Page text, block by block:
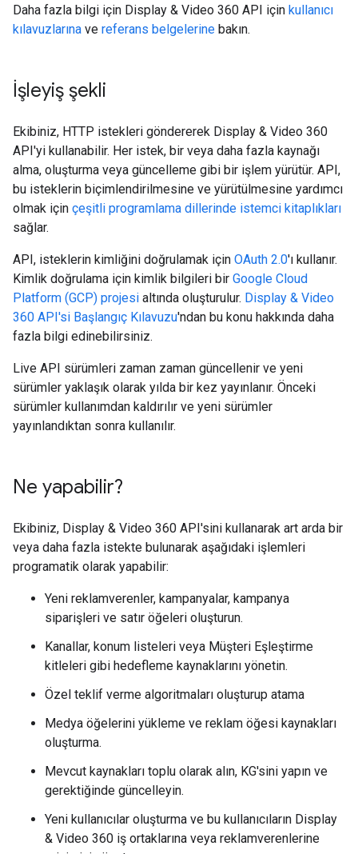
Daha fazla bilgi için Display & Video 360 API için kullanıcı
kılavuzlarına ve referans belgelerine bakın.
İşleyiş şekli
Ekibiniz, HTTP istekleri göndererek Display & Video 360
API'yi kullanabilir. Her istek, bir veya daha fazla kaynağı
alma, oluşturma veya güncelleme gibi bir işlem yürütür. API,
bu isteklerin biçimlendirilmesine ve yürütülmesine yardımcı
olmak için çeşitli programlama dillerinde istemci kitaplıkları
sağlar.
API, isteklerin kimliğini doğrulamak için OAuth 2.0'ı kullanır.
Kimlik doğrulama için kimlik bilgileri bir Google Cloud
Platform (GCP) projesi altında oluşturulur. Display & Video
360 API'si Başlangıç Kılavuzu'ndan bu konu hakkında daha
fazla bilgi edinebilirsiniz.
Live API sürümleri zaman zaman güncellenir ve yeni
sürümler yaklaşık olarak yılda bir kez yayınlanır. Önceki
sürümler kullanımdan kaldırılır ve yeni sürümler
yayınlandıktan sonra kullanılır.
Ne yapabilir?
Ekibiniz, Display & Video 360 API'sini kullanarak art arda bir
veya daha fazla istekte bulunarak aşağıdaki işlemleri
programatik olarak yapabilir:
Yeni reklamverenler, kampanyalar, kampanya
siparişleri ve satır öğeleri oluşturun.
Kanallar, konum listeleri veya Müşteri Eşleştirme
kitleleri gibi hedefleme kaynaklarını yönetin.
Özel teklif verme algoritmaları oluşturup atama
Medya öğelerini yükleme ve reklam öğesi kaynakları
oluşturma.
Mevcut kaynakları toplu olarak alın, KG'sini yapın ve
gerektiğinde güncelleyin.
Yeni kullanıcılar oluşturma ve bu kullanıcıların Display
& Video 360 iş ortaklarına veya reklamverenlerine